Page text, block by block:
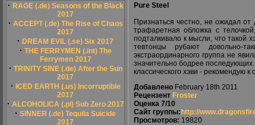
· RAGE (.de) Seasons of the Black
2017
· ACCEPT (.de) The Rise of Chaos
2017
· DREAM EVIL (.se) Six 2017
· THE FERRYMEN (.int) The
Ferrymen 2017
· TRINITY SINE (.de) After the Sun
2017
· ICED EARTH (.us) Incorruptible
2017
· ALCOHOLICA (.pl) Sub Zero 2017
· SINNER (.de) Tequila Suicide
2017
Pure Steel
Признаться честно, не ожидал
трафаретная обложка с
подталкивало к мысли, что такой
тевтонцы рубают довольно-
экстраординарного группа не
значительно бодрее
классического хэви - рекомендую
Добавлено February 18th 2011
Рецензент Froster
Оценка 7/10
Сайт группы: http://
Просмотров: 19820